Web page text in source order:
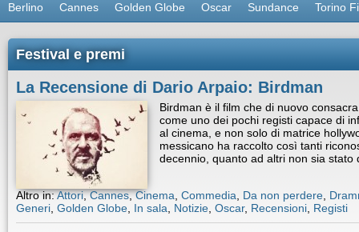
Berlino
Cannes Golden Globe Oscar Sundance Torino
Festival e premi
La Recensione di Dario Arpaio: Birdman
Birdman è il film che di nuovo
come uno dei pochi registi capace di
al cinema, e non solo di matrice
messicano ha raccolto così tanti
decennio, quanto ad altri non sia
Altro in:Attori,Cannes,Cinema Commedia Da non perdere
Generi Golden Globe In sala Notizie Oscar, Recensioni Registi